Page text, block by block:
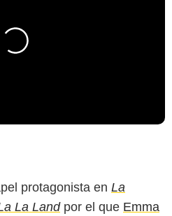
protagonista en La
La Landpor el que Emma